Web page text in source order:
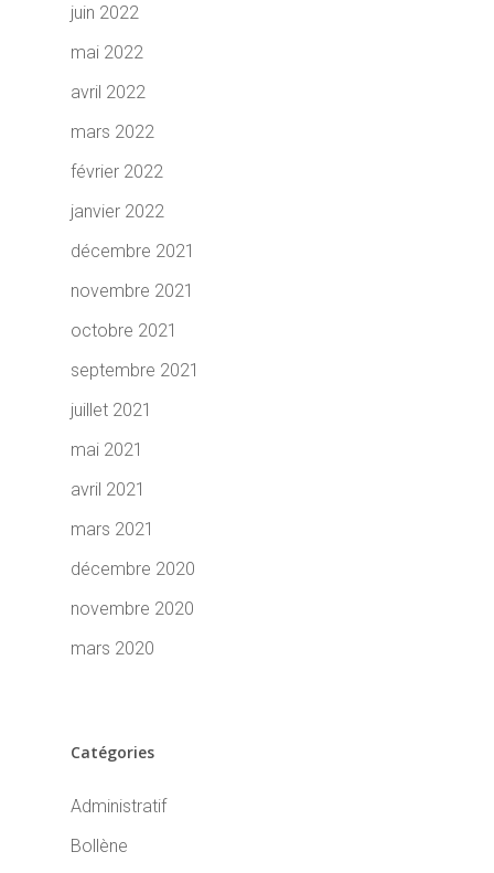
juin 2022
mai 2022
avril 2022
mars 2022
février 2022
janvier 2022
décembre 2021
novembre 2021
octobre 2021
septembre 2021
juillet 2021
mai 2021
avril 2021
mars 2021
décembre 2020
novembre 2020
mars 2020
Catégories
Administratif
Bollène